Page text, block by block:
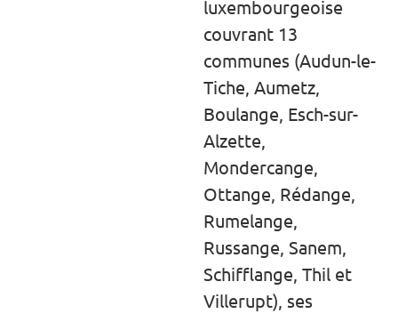
luxembourgeoise
couvrant 13
communes (Audun-le-
Tiche, Aumetz,
Boulange, Esch-sur-
Alzette,
Mondercange,
Ottange, Rédange,
Rumelange,
Russange, Sanem,
Schifflange, Thil et
Villerupt), ses